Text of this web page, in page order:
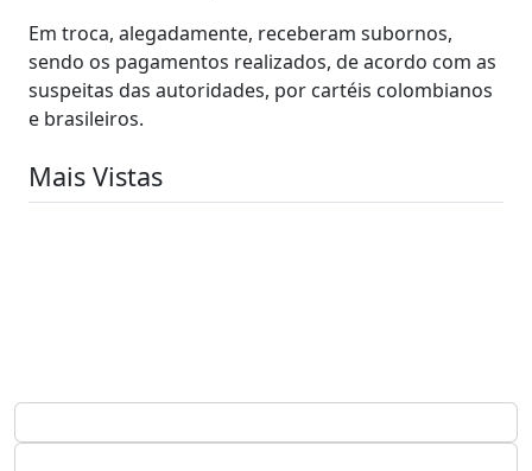
Em troca, alegadamente, receberam subornos,
sendo os pagamentos realizados, de acordo com as
suspeitas das autoridades, por cartéis colombianos
e brasileiros.
Mais Vistas